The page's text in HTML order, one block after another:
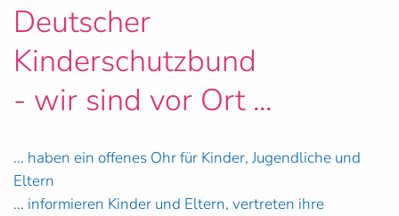
Deutscher
Kinderschutzbund
- wir sind vor Ort ...
... haben ein offenes Ohr für Kinder, Jugendliche und
Eltern
... informieren Kinder und Eltern, vertreten ihre